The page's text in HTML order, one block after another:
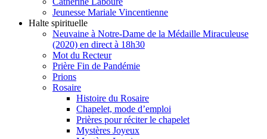
Jeunesse Mariale Vincentienne
Halte spirituelle
Neuvaine à Notre-Dame de la Médaille Miraculeuse
(2020) en direct à 18h30
Mot du Recteur
Prière Fin de Pandémie
Prions
Rosaire
Histoire du Rosaire
Chapelet, mode d’emploi
Prières pour réciter le chapelet
Mystères Joyeux